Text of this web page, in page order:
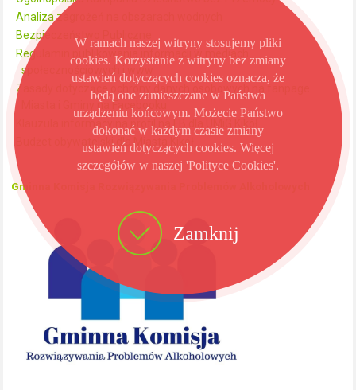
Analiza zagrożeń na obszarach wodnych
Bezpieczeństwo Publiczne
Regulamin publikowania informacji w mediach
społecznościowych i www
Zasady dotyczące ochrony danych osobowych na fanpage
Miasta i Gminy na Facebooku
Klauzula informacyjna profil na FB dla UMiG Kikół
Budżet obywatelski dla Miasta Kikół
Gminna Komisja Rozwiązywania Problemów Alkoholowych
Zamknij
W ramach naszej witryny stosujemy pliki
cookies. Korzystanie z witryny bez zmiany
ustawień dotyczących cookies oznacza, że
będą one zamieszczane w Państwa
urządzeniu końcowym. Możecie Państwo
dokonać w każdym czasie zmiany
ustawień dotyczących cookies. Więcej
szczegółów w naszej 'Polityce Cookies'.